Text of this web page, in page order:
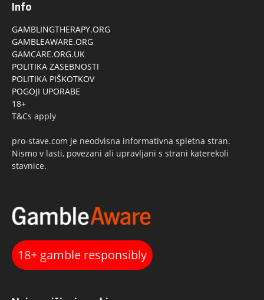
Info
GAMBLINGTHERAPY.ORG
GAMBLEAWARE.ORG
GAMCARE.ORG.UK
POLITIKA ZASEBNOSTI
POLITIKA PIŠKOTKOV
POGOJI UPORABE
18+
T&Cs apply
pro-stave.com je neodvisna informativna spletna stran.
Nismo v lasti, povezani ali upravljani s strani katerekoli
stavnice.
18+ gamble responsibly